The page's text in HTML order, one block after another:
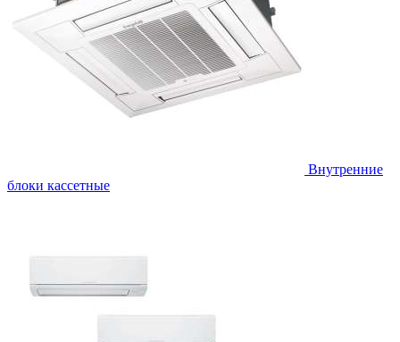
Внутренние
блоки кассетные